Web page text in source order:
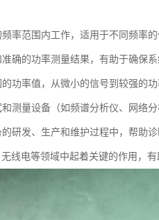
率范围内工作，适用于不同频率的
确的功率测量结果，有助于确保系
功率值，从微小的信号到较强的功
测量设备（如频谱分析仪、网络
研发、生产和维护过程中，帮助
线电等领域中起着关键的作用，